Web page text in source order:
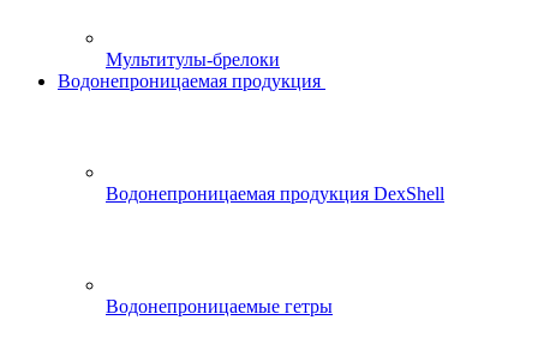
Мультитулы-брелоки
Водонепроницаемая продукция
Водонепроницаемая продукция DexShell
Водонепроницаемые гетры